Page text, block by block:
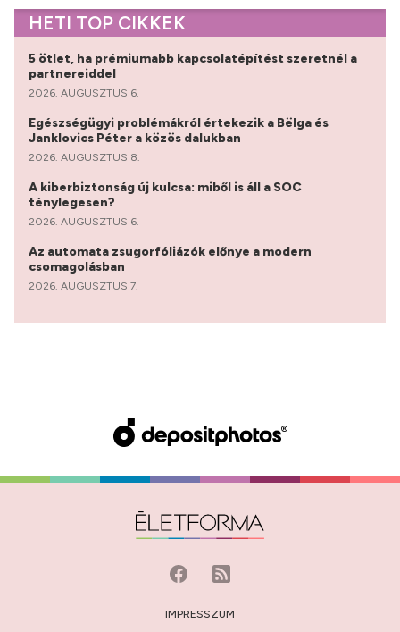
HETI TOP CIKKEK
5 ötlet, ha prémiumabb kapcsolatépítést szeretnél a
partnereiddel
2026. AUGUSZTUS 6.
Egészségügyi problémákról értekezik a Bëlga és
Janklovics Péter a közös dalukban
2026. AUGUSZTUS 8.
A kiberbiztonság új kulcsa: miből is áll a SOC
ténylegesen?
2026. AUGUSZTUS 6.
Az automata zsugorfóliázók előnye a modern
csomagolásban
2026. AUGUSZTUS 7.
IMPRESSZUM